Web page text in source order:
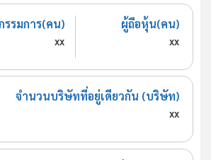
รรมการ(คน)
xx
ผู้ถือหุ้น(คน)
xx
จำนวนบริษัทที่อยู่เดียวกัน (บริษัท)
xx